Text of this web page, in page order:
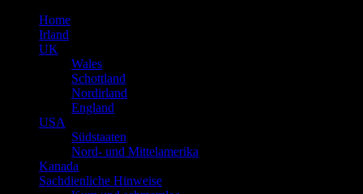
Home
Irland
UK
Wales
Schottland
Nordirland
England
USA
Südstaaten
Nord- und Mittelamerika
Kanada
Sachdienliche Hinweise